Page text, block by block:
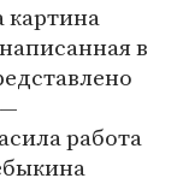
картина
в
работа